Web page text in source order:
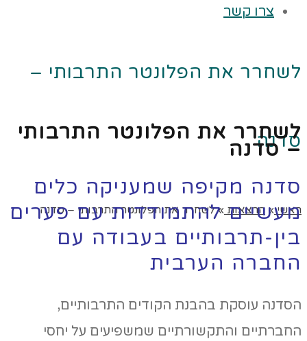
צרו קשר
לשחרר את הפלונטר התרבותי –
סדנה
ראשי » הרצאות » לשחרר את הפלונטר התרבותי – סדנה
לשחרר את הפלונטר התרבותי
– סדנה
סדנה מקיפה שמעניקה כלים
מעשיים להתמודדות עם פערים
בין-תרבותיים בעבודה עם
החברה הערבית
הסדנה עוסקת בהבנת הקודים התרבותיים,
החברתיים והתקשורתיים שמשפיעים על יחסי